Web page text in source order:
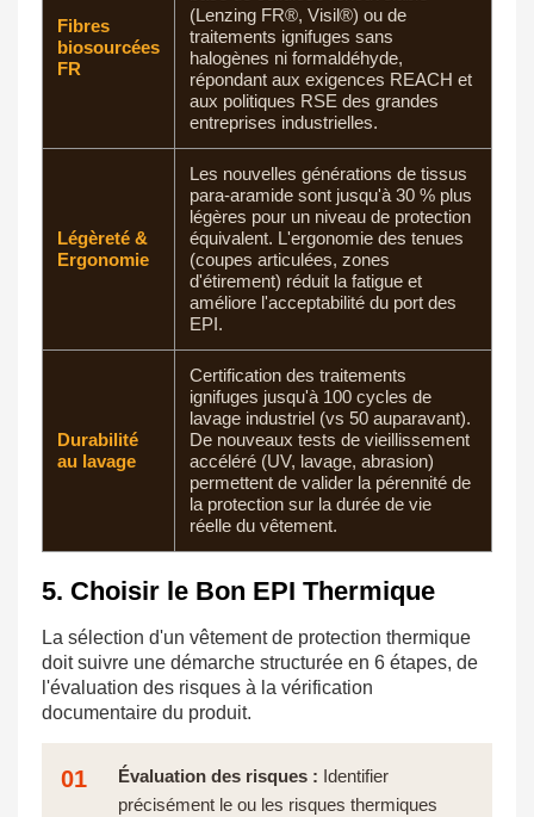
Fibres
biosourcées
FR
(Lenzing FR®, Visil®) ou de
traitements ignifuges sans
halogènes ni formaldéhyde,
répondant aux exigences REACH et
aux politiques RSE des grandes
entreprises industrielles.
Légèreté &
Ergonomie
Les nouvelles générations de tissus
para-aramide sont jusqu'à 30 % plus
légères pour un niveau de protection
équivalent. L'ergonomie des tenues
(coupes articulées, zones
d'étirement) réduit la fatigue et
améliore l'acceptabilité du port des
EPI.
Durabilité
au lavage
Certification des traitements
ignifuges jusqu'à 100 cycles de
lavage industriel (vs 50 auparavant).
De nouveaux tests de vieillissement
accéléré (UV, lavage, abrasion)
permettent de valider la pérennité de
la protection sur la durée de vie
réelle du vêtement.
5. Choisir le Bon EPI Thermique
La sélection d'un vêtement de protection thermique
doit suivre une démarche structurée en 6 étapes, de
l'évaluation des risques à la vérification
documentaire du produit.
01 Évaluation des risques : Identifier
précisément le ou les risques thermiques